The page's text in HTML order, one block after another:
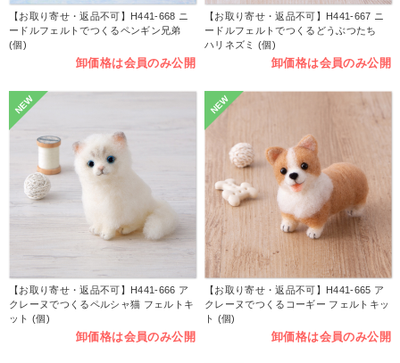
【お取り寄せ・返品不可】H441-668 ニ
ードルフェルトでつくるペンギン兄弟
(個)
卸価格は会員のみ公開
【お取り寄せ・返品不可】H441-667 ニ
ードルフェルトでつくるどうぶつたち
ハリネズミ (個)
卸価格は会員のみ公開
NEW
【お取り寄せ・返品不可】H441-666 ア
クレーヌでつくるペルシャ猫 フェルトキ
ット (個)
卸価格は会員のみ公開
NEW
【お取り寄せ・返品不可】H441-665 ア
クレーヌでつくるコーギー フェルトキッ
ト (個)
卸価格は会員のみ公開